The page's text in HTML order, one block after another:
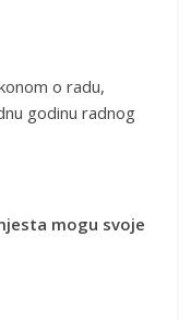
o radu,
godinu radnog
mogu svoje